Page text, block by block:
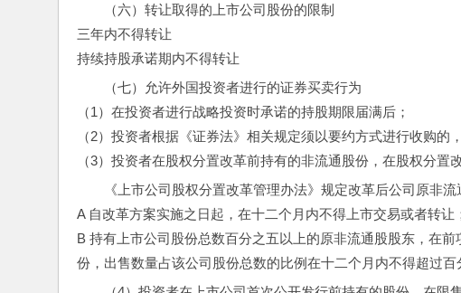
（六）转让取得的上市公司股份的限制
三年内不得转让
持续持股承诺期内不得转让
（七）允许外国投资者进行的证券买卖行为
（1）在投资者进行战略投资时承诺的持股期限届满后；
（2）投资者根据《证券法》相关规定须以要约方式进行收购的
（3）投资者在股权分置改革前持有的非流通股份，在股权分置
《上市公司股权分置改革管理办法》规定改革后公司原非
A 自改革方案实施之日起，在十二个月内不得上市交易或者转让
B 持有上市公司股份总数百分之五以上的原非流通股股东，在
份，出售数量占该公司股份总数的比例在十二个月内不得超过百